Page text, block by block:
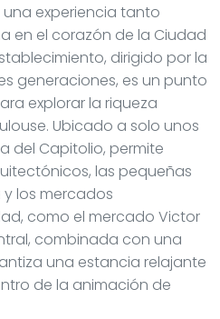
experiencia tanto
en el corazón de la Ciudad
dirigido por la
generaciones, es un punto
explorar la riqueza
Ubicado a solo unos
del Capitolio, permite
las pequeñas
los mercados
como el mercado Victor
combinada con una
una estancia relajante
de la animación de